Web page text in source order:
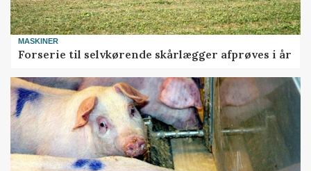
MASKINER
Forserie til selvkørende skårlægger afprøves i år